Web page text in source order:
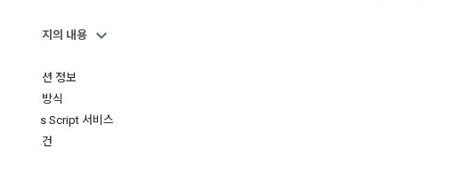
이 페이지의 내용
이 솔루션 정보
작동 방식
Apps Script 서비스
기본 요건